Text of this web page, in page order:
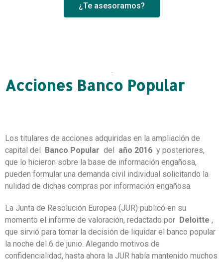
¿Te asesoramos?
Acciones Banco Popular
Los titulares de acciones adquiridas en la ampliación de
capital del Banco Popular del año 2016 y posteriores,
que lo hicieron sobre la base de información engañosa,
pueden formular una demanda civil individual solicitando la
nulidad de dichas compras por información engañosa.
La Junta de Resolución Europea (JUR) publicó en su
momento el informe de valoración, redactado por Deloitte ,
que sirvió para tomar la decisión de liquidar el banco popular
la noche del 6 de junio. Alegando motivos de
confidencialidad, hasta ahora la JUR había mantenido muchos